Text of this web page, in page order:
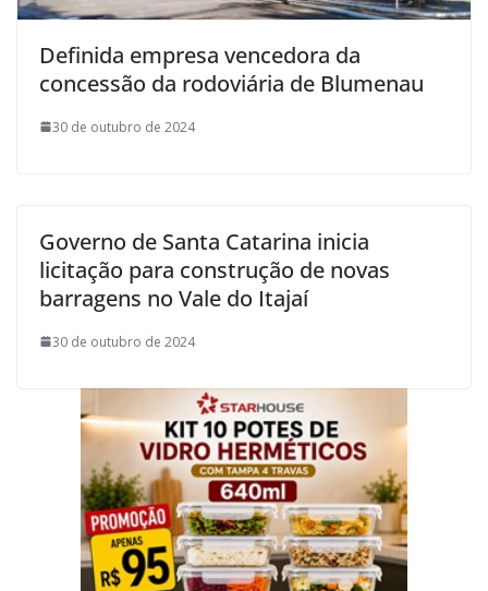
Definida empresa vencedora da
concessão da rodoviária de Blumenau
30 de outubro de 2024
Governo de Santa Catarina inicia
licitação para construção de novas
barragens no Vale do Itajaí
30 de outubro de 2024